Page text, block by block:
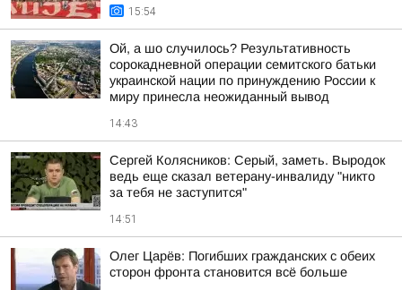
15:54
Ой, а шо случилось? Результативность
сорокадневной операции семитского батьки
украинской нации по принуждению России к
миру принесла неожиданный вывод
14:43
Сергей Колясников: Серый, заметь. Выродок
ведь еще сказал ветерану-инвалиду "никто
за тебя не заступится"
14:51
Олег Царёв: Погибших гражданских с обеих
сторон фронта становится всё больше